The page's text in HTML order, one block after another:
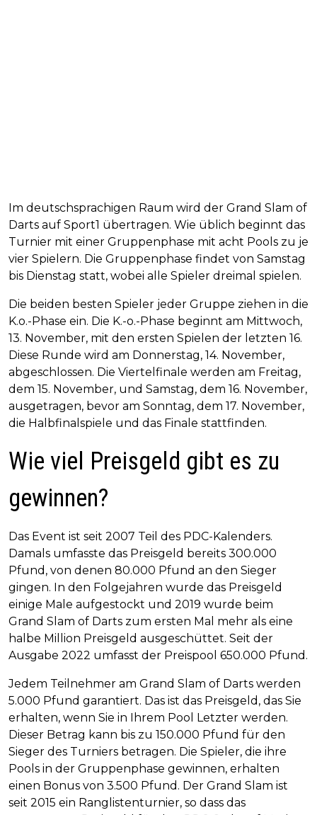
Im deutschsprachigen Raum wird der Grand Slam of
Darts auf Sport1 übertragen. Wie üblich beginnt das
Turnier mit einer Gruppenphase mit acht Pools zu je
vier Spielern. Die Gruppenphase findet von Samstag
bis Dienstag statt, wobei alle Spieler dreimal spielen.
Die beiden besten Spieler jeder Gruppe ziehen in die
K.o.-Phase ein. Die K.-o.-Phase beginnt am Mittwoch,
13. November, mit den ersten Spielen der letzten 16.
Diese Runde wird am Donnerstag, 14. November,
abgeschlossen. Die Viertelfinale werden am Freitag,
dem 15. November, und Samstag, dem 16. November,
ausgetragen, bevor am Sonntag, dem 17. November,
die Halbfinalspiele und das Finale stattfinden.
Wie viel Preisgeld gibt es zu
gewinnen?
Das Event ist seit 2007 Teil des PDC-Kalenders.
Damals umfasste das Preisgeld bereits 300.000
Pfund, von denen 80.000 Pfund an den Sieger
gingen. In den Folgejahren wurde das Preisgeld
einige Male aufgestockt und 2019 wurde beim
Grand Slam of Darts zum ersten Mal mehr als eine
halbe Million Preisgeld ausgeschüttet. Seit der
Ausgabe 2022 umfasst der Preispool 650.000 Pfund.
Jedem Teilnehmer am Grand Slam of Darts werden
5.000 Pfund garantiert. Das ist das Preisgeld, das Sie
erhalten, wenn Sie in Ihrem Pool Letzter werden.
Dieser Betrag kann bis zu 150.000 Pfund für den
Sieger des Turniers betragen. Die Spieler, die ihre
Pools in der Gruppenphase gewinnen, erhalten
einen Bonus von 3.500 Pfund. Der Grand Slam ist
seit 2015 ein Ranglistenturnier, so dass das